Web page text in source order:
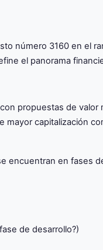
número 3160 en el
el panorama
propuestas de
mayor capitalización
encuentran en fases
de desarrollo?)